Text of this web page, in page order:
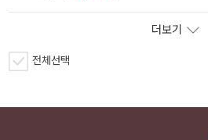
더보기
전체선택